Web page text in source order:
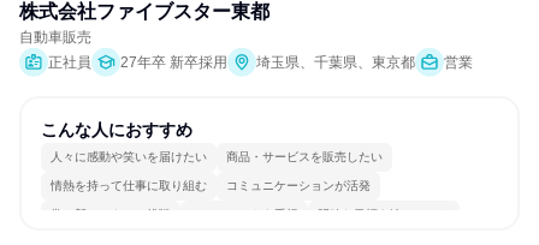
株式会社ファイブスター東都
自動車販売
正社員
27年卒 新卒採用 埼玉県、千葉県、東京都 営業
こんな人におすすめ
人々に感動や笑いを届けたい 商品・サービスを販売したい
情熱を持って仕事に取り組む コミュニケーションが活発
常に新しいものに挑戦 チームワークを重視 明確な目標を追いかける